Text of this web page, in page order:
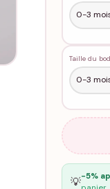
Taille du
💡-5%